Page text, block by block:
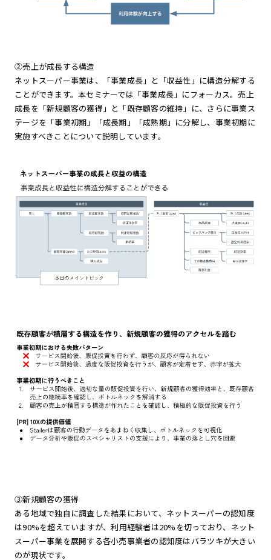
②売上が成長する構造
ネットスーパー事業は、「事業成長」と「収益性」に構造分解する
ことができます。本セミナーでは「事業成長」にフォーカス。売上
成長を「新規顧客の獲得」と「既存顧客の維持」に、さらに事業ス
テージを「事業初期」「成長期」「成熟期」に分解し、事業初期に
実施すべきことについて説明しています。
③新規顧客の獲得
ある地域で独自に調査した結果において、ネットスーパーの認知度
は90%を超えていますが、利用経験者は20%を切っており、ネット
スーパー事業を展開する各小売事業者の認知度はバラツキが大きい
のが現状です。